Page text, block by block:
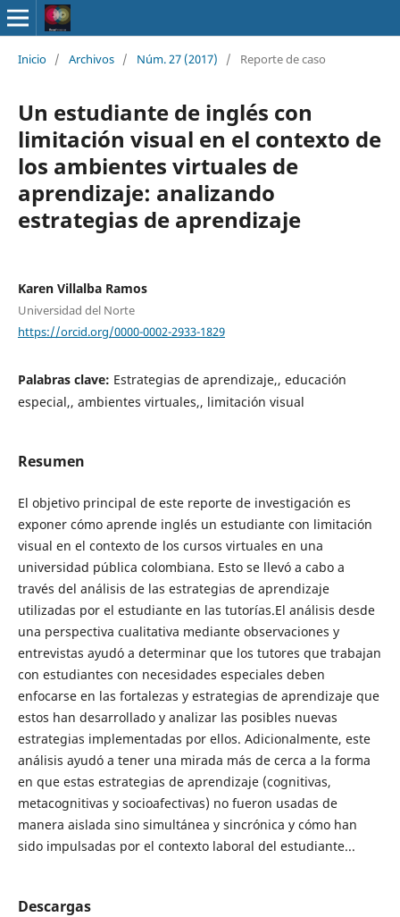
Inicio / Archivos / Núm. 27 (2017) / Reporte de caso
Un estudiante de inglés con
limitación visual en el contexto de
los ambientes virtuales de
aprendizaje: analizando
estrategias de aprendizaje
Karen Villalba Ramos
Universidad del Norte
https://orcid.org/0000-0002-2933-1829
Palabras clave: Estrategias de aprendizaje,, educación
especial,, ambientes virtuales,, limitación visual
Resumen
El objetivo principal de este reporte de investigación es
exponer cómo aprende inglés un estudiante con limitación
visual en el contexto de los cursos virtuales en una
universidad pública colombiana. Esto se llevó a cabo a
través del análisis de las estrategias de aprendizaje
utilizadas por el estudiante en las tutorías.El análisis desde
una perspectiva cualitativa mediante observaciones y
entrevistas ayudó a determinar que los tutores que trabajan
con estudiantes con necesidades especiales deben
enfocarse en las fortalezas y estrategias de aprendizaje que
estos han desarrollado y analizar las posibles nuevas
estrategias implementadas por ellos. Adicionalmente, este
análisis ayudó a tener una mirada más de cerca a la forma
en que estas estrategias de aprendizaje (cognitivas,
metacognitivas y socioafectivas) no fueron usadas de
manera aislada sino simultánea y sincrónica y cómo han
sido impulsadas por el contexto laboral del estudiante...
Descargas